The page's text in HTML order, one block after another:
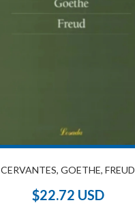
CERVANTES, GOETHE, FREUD
$22.72 USD